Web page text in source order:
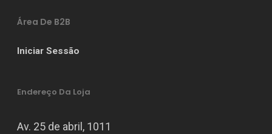
Área De B2B
Iniciar Sessão
Endereço Da Loja
Av. 25 de abril, 1011